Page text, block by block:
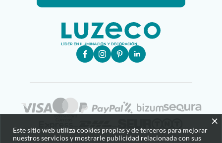
×
Este sitio web utiliza cookies propias y de terceros para mejorar
nuestros servicios y mostrarle publicidad relacionada con sus